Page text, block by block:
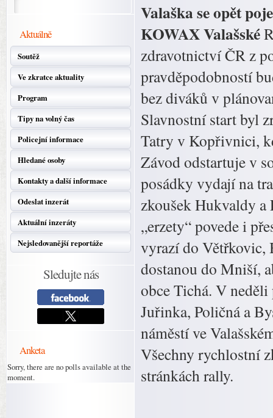
Aktuálně
Soutěž
Ve zkratce aktuality
Program
Tipy na volný čas
Policejní informace
Hledané osoby
Kontakty a další informace
Odeslat inzerát
Aktuální inzeráty
Nejsledovanější reportáže
Sledujte nás
Anketa
Sorry, there are no polls available at the
moment.
Valaška se opět
KOWAX Valašské
zdravotnictví ČR z
pravděpodobností
bez diváků v
Slavnostní start byl
Tatry v Kopřivnici,
Závod odstartuje v
posádky vydají na
zkoušek Hukvaldy a
„erzety“ povede i
vyrazí do Větřkovic,
dostanou do Mniší,
obce Tichá. V
Juřinka, Poličná a
náměstí ve
Všechny rychlostní
stránkách rally.